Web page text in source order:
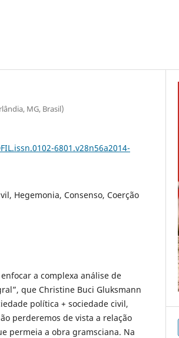
MG, Brasil)
6801.v28n56a2014-
Hegemonia, Consenso, Coerção
a complexa análise de
que Christine Buci Gluksmann
política + sociedade civil,
perderemos de vista a relação
permeia a obra gramsciana. Na